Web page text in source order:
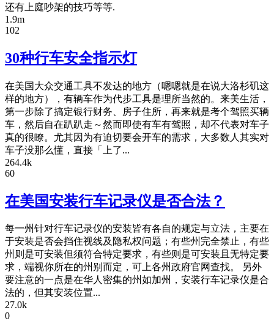
还有上庭吵架的技巧等等.
1.9m
102
30种行车安全指示灯
在美国大众交通工具不发达的地方（嗯嗯就是在说大洛杉矶这
样的地方），有辆车作为代步工具是理所当然的。来美生活，
第一步除了搞定银行财务、房子住所，再来就是考个驾照买辆
车，然后自在趴趴走～然而即使有车有驾照，却不代表对车子
真的很瞭。尤其因为有迫切要会开车的需求，大多数人其实对
车子没那么懂，直接「上了...
264.4k
60
在美国安装行车记录仪是否合法？
每一州针对行车记录仪的安装皆有各自的规定与立法，主要在
于安装是否会挡住视线及隐私权问题；有些州完全禁止，有些
州则是可安装但须符合特定要求，有些则是可安装且无特定要
求，端视你所在的州别而定，可上各州政府官网查找。 另外
要注意的一点是在华人密集的州如加州，安装行车记录仪是合
法的，但其安装位置...
27.0k
0